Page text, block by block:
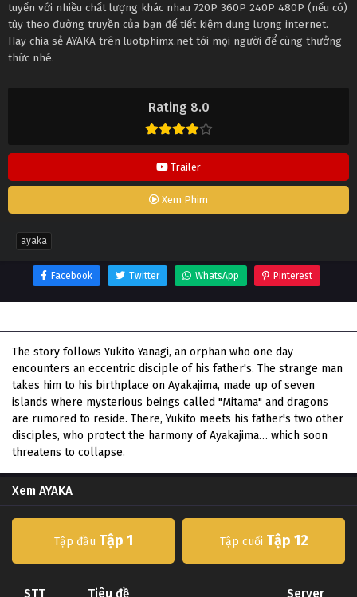
Rating 8.0
Trailer
Xem Phim
tuyến với nhiều chất lượng khác nhau 720P 360P 240P 480P (nếu có)
tùy theo đường truyền của bạn để tiết kiệm dung lượng internet.
Hãy chia sẻ AYAKA trên luotphimx.net tới mọi người để cùng thưởng
thức nhé.
ayaka
Facebook Twitter WhatsApp Pinterest
The story follows Yukito Yanagi, an orphan who one day
encounters an eccentric disciple of his father's. The strange man
takes him to his birthplace on Ayakajima, made up of seven
islands where mysterious beings called "Mitama" and dragons
are rumored to reside. There, Yukito meets his father's two other
disciples, who protect the harmony of Ayakajima… which soon
threatens to collapse.
Xem AYAKA
Tập đầu Tập 1 Tập cuối Tập 12
STT Tiêu đề Server